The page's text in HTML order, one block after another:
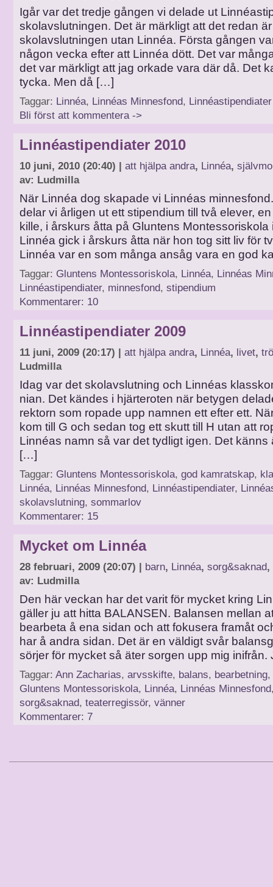
Igår var det tredje gången vi delade ut
skolavslutningen. Det är märkligt att det redan
skolavslutningen utan Linnéa. Första gången
någon vecka efter att Linnéa dött. Det var
det var märkligt att jag orkade vara där då. Det
tycka. Men då […]
Taggar: Linnéa, Linnéas Minnesfond, Linnéastipendiater
Bli först att kommentera ->
Linnéastipendiater 2010
10 juni, 2010 (20:40) | att hjälpa andra, Linnéa,
av: Ludmilla
När Linnéa dog skapade vi Linnéas
delar vi årligen ut ett stipendium till två elever,
kille, i årskurs åtta på Gluntens Montessoriskola
Linnéa gick i årskurs åtta när hon tog sitt liv för
Linnéa var en som många ansåg vara en god
Taggar: Gluntens Montessoriskola, Linnéa, Linnéas
Linnéastipendiater, minnesfond, stipendium
Kommentarer: 10
Linnéastipendiater 2009
11 juni, 2009 (20:17) | att hjälpa andra, Linnéa, livet,
Ludmilla
Idag var det skolavslutning och Linnéas
nian. Det kändes i hjärteroten när betygen
rektorn som ropade upp namnen ett efter ett.
kom till G och sedan tog ett skutt till H utan att
Linnéas namn så var det tydligt igen. Det känns
[…]
Taggar: Gluntens Montessoriskola, god kamratskap,
Linnéa, Linnéas Minnesfond, Linnéastipendiater,
skolavslutning, sommarlov
Kommentarer: 15
Mycket om Linnéa
28 februari, 2009 (20:07) | barn, Linnéa, sorg&saknad,
av: Ludmilla
Den här veckan har det varit för mycket kring
gäller ju att hitta BALANSEN. Balansen mellan
bearbeta å ena sidan och att fokusera framåt
har å andra sidan. Det är en väldigt svår
sörjer för mycket så äter sorgen upp mig
Taggar: Ann Zacharias, arvsskifte, balans, bearbetning,
Gluntens Montessoriskola, Linnéa, Linnéas Minnesfond
sorg&saknad, teaterregissör, vänner
Kommentarer: 7